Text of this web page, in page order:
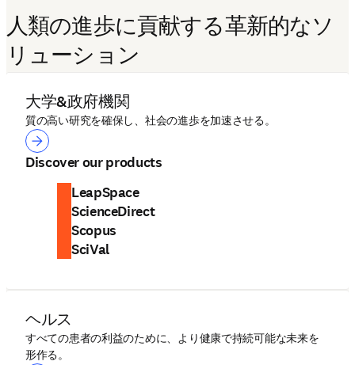
人類の進歩に貢献する革新的なソ
リューション
大学&政府機関
質の高い研究を確保し、社会の進歩を加速させる。
大学&政府機関
Discover our products
LeapSpace
ScienceDirect
Scopus
SciVal
ヘルス
すべての患者の利益のために、より健康で持続可能な未来を
形作る。